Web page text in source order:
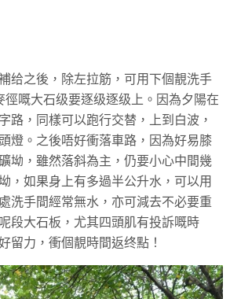
给之後，除左拉筋，可用下個靚洗手
徑嘅大石级要逐级逐级上。因為夕陽在
路，同樣可以跑行交替，上到白波，
燈。之後唔好衝落車路，因為好易膝
坳，雖然落斜為主，仍要小心中間幾
，如果身上有多過半公升水，可以用
洗手間經常無水，亦可減去不必要重
段大石板，尤其四頭肌有投訴嘅時
留力，衝個靚時間返终點！